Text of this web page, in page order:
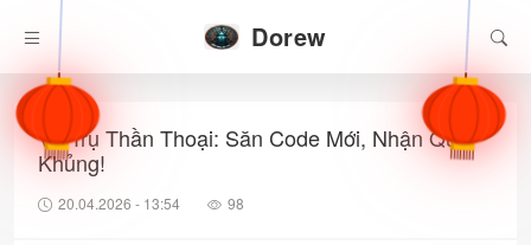
Dorew
Vũ Trụ Thần Thoại: Săn Code Mới, Nhận Quà
Khủng!
20.04.2026 - 13:54 98